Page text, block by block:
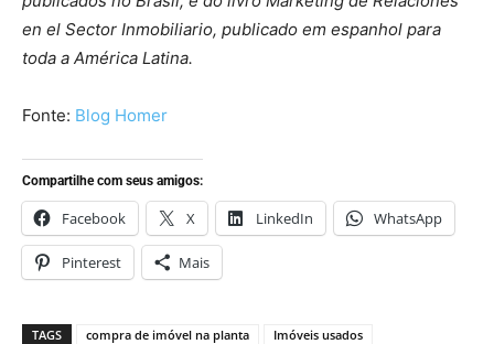
en el Sector Inmobiliario, publicado em espanhol para
toda a América Latina.
Fonte: Blog Homer
Compartilhe com seus amigos:
Facebook X LinkedIn WhatsApp
Pinterest Mais
TAGS compra de imóvel na planta Imóveis usados